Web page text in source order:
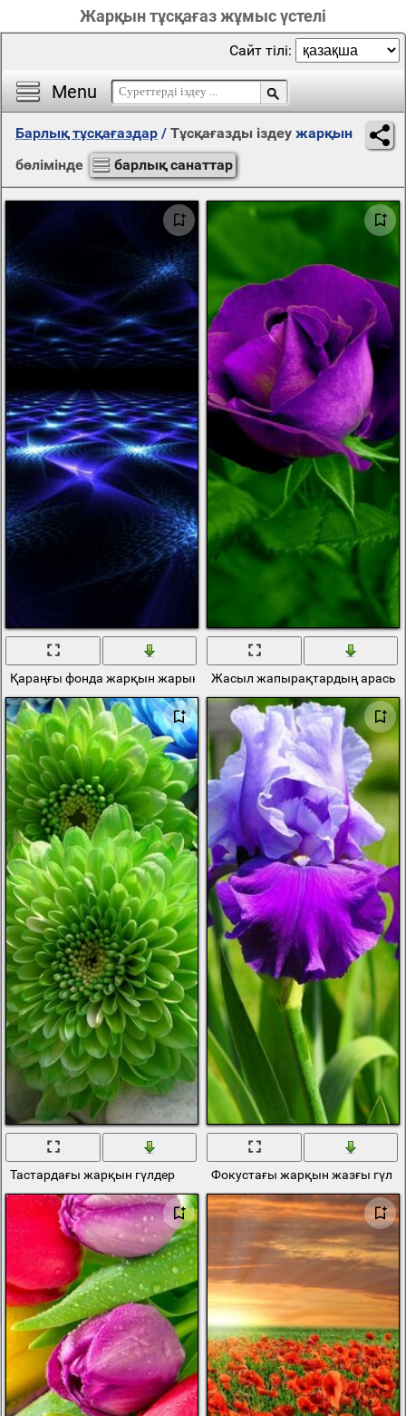
Жарқын тұсқағаз жұмыс үстелі
Menu
Сайт тілі:
Барлық тұсқағаздар / Тұсқағазды іздеу жарқын
бөлімінде
барлық санаттар
Қараңғы фонда жарқын жарық Жасыл жапырақтардың
Тастардағы жарқын гүлдер Фокустағы жарқын жазғы гүл